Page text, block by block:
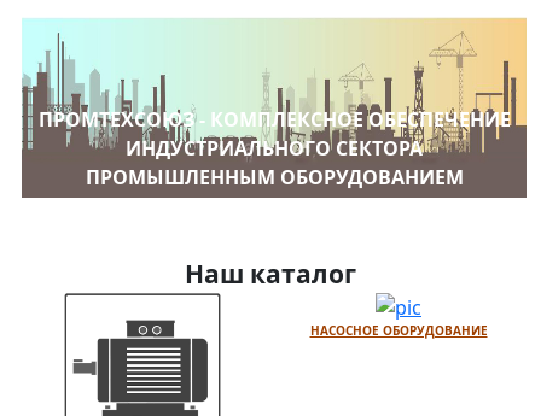
ПРОМТЕХСОЮЗ - КОМПЛЕКСНОЕ ОБЕСПЕЧЕНИЕ
ИНДУСТРИАЛЬНОГО СЕКТОРА
ПРОМЫШЛЕННЫМ ОБОРУДОВАНИЕМ
Наш каталог
НАСОСНОЕ ОБОРУДОВАНИЕ